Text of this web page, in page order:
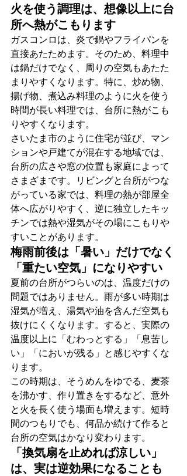
火を使う調理は、想像以上に台
所へ熱がこもります
ガスコンロは、炎で鍋やフライパンを
直接あたためます。そのため、料理中
は鍋だけでなく、周りの空気もあたた
まりやすくなります。特に、炒め物、
揚げ物、煮込み料理のように火を使う
時間が長い料理では、台所に熱がこも
りやすくなります。
さいたま市のように住宅が並び、マン
ションや戸建てが混在する地域では、
台所の広さや窓の位置も家庭によって
さまざまです。リビングと台所がつな
がっている家では、料理の熱が部屋全
体へ広がりやすく、逆に独立したキッ
チンでは熱や湿気がその場にこもりや
すいことがあります。
梅雨前後は「暑い」だけでなく
「重たい空気」になりやすい
夏前の台所がつらいのは、温度だけの
問題ではありません。雨が多い時期は
湿気が増え、湯気や油を含んだ空気も
抜けにくくなります。すると、実際の
温度以上に「むわっとする」「息苦し
い」「においが残る」と感じやすくな
ります。
この時期は、そうめんをゆでる、麦茶
を沸かす、作り置きをするなど、意外
と火を長く使う場面も増えます。短時
間のつもりでも、何品か続けて作ると
台所の空気はかなり変わります。
「換気扇を止めれば涼しい」
は、実は逆効果になることも